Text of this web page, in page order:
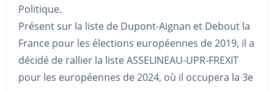
Politique.
Présent sur la liste de Dupont-Aignan et Debout la
France pour les élections européennes de 2019, il a
décidé de rallier la liste ASSELINEAU-UPR-FREXIT
pour les européennes de 2024, où il occupera la 3e